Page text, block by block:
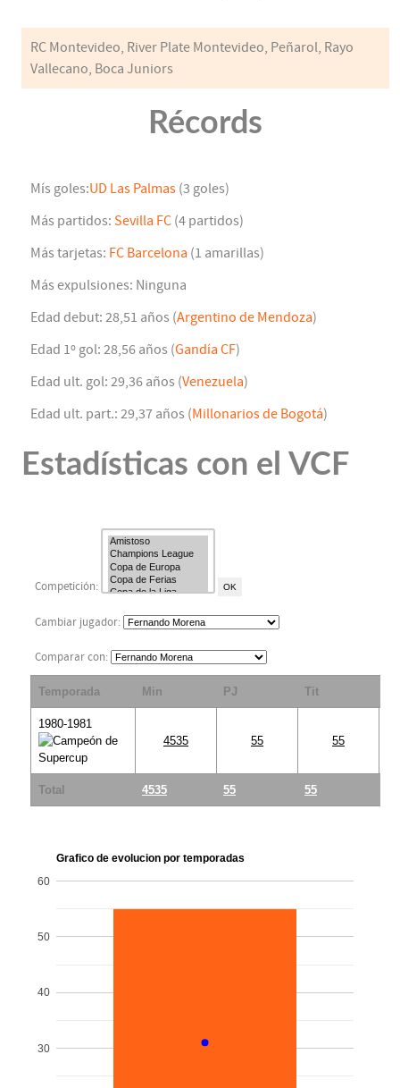
RC Montevideo, River Plate Montevideo, Peñarol, Rayo
Vallecano, Boca Juniors
Récords
Mís goles:UD Las Palmas (3 goles)
Más partidos: Sevilla FC (4 partidos)
Más tarjetas: FC Barcelona (1 amarillas)
Más expulsiones: Ninguna
Edad debut: 28,51 años (Argentino de Mendoza)
Edad 1º gol: 28,56 años (Gandía CF)
Edad ult. gol: 29,36 años (Venezuela)
Edad ult. part.: 29,37 años (Millonarios de Bogotá)
Estadísticas con el VCF
Competición:
Cambiar jugador:
Comparar con:
Temporada Min PJ Tit
1980-1981
4535
55 55
Total 4535 55 55
Grafico de evolucion por temporadas
30
40
50
60